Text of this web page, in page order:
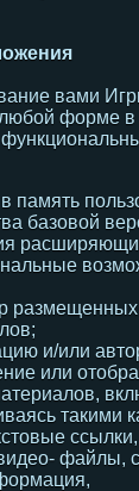
вами
форме в
в память
базовой
и/или
или
такими
файлы,